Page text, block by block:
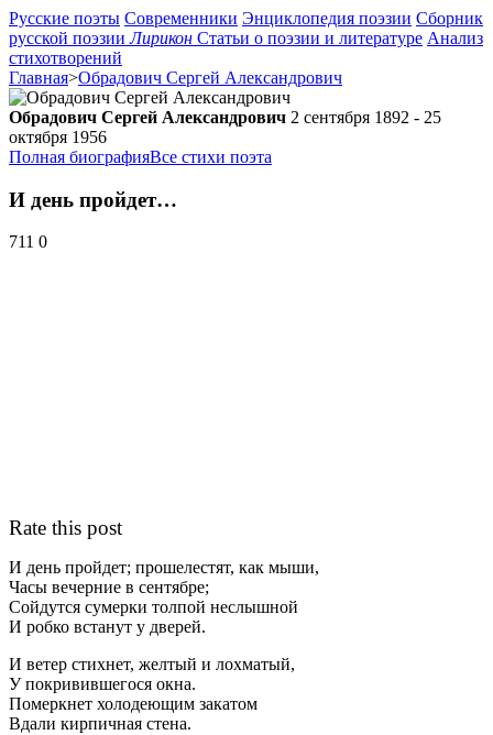
Русские поэты Современники Энциклопедия поэзии Сборник
русской поэзии Лирикон Статьи о поэзии и литературе Анализ
стихотворений
Главная>Обрадович Сергей Александрович
Обрадович Сергей Александрович 2 сентября 1892 - 25
октября 1956
Полная биографияВсе стихи поэта
И день пройдет…
711 0
Rate this post
И день пройдет; прошелестят, как мыши,
Часы вечерние в сентябре;
Сойдутся сумерки толпой неслышной
И робко встанут у дверей.
И ветер стихнет, желтый и лохматый,
У покривившегося окна.
Померкнет холодеющим закатом
Вдали кирпичная стена.